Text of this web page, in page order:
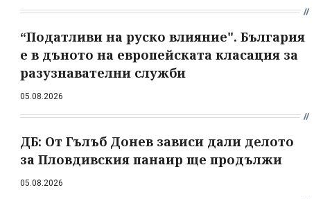
“Податливи на руско влияние". България
е в дъното на европейската класация за
разузнавателни служби
05.08.2026
ДБ: От Гълъб Донев зависи дали делото
за Пловдивския панаир ще продължи
05.08.2026